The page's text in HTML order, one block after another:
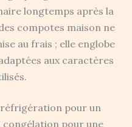
longtemps après la
compotes maison ne
au frais ; elle englobe
aux caractères
pour un
congélation pour une